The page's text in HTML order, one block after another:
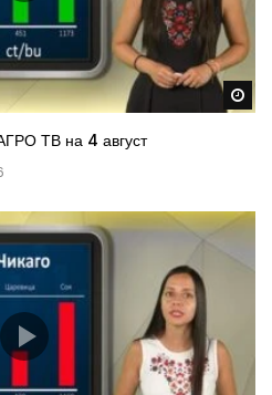
ТВ на 4 август